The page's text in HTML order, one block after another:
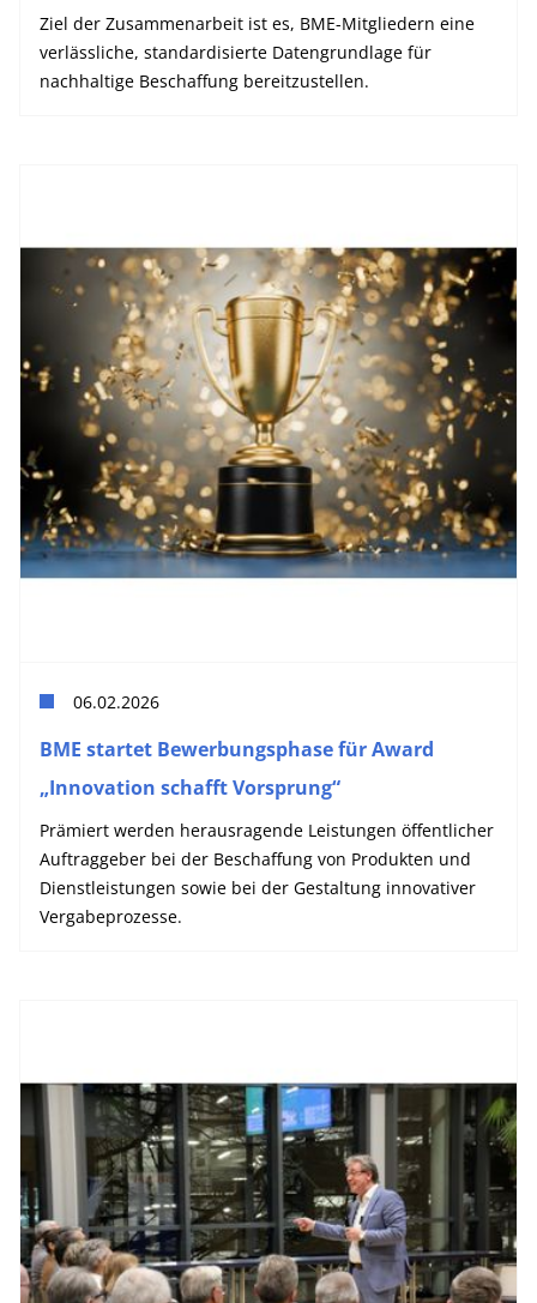
Ziel der Zusammenarbeit ist es, BME-Mitgliedern eine
verlässliche, standardisierte Datengrundlage für
nachhaltige Beschaffung bereitzustellen.
06.02.2026
BME startet Bewerbungsphase für Award
„Innovation schafft Vorsprung“
Prämiert werden herausragende Leistungen öffentlicher
Auftraggeber bei der Beschaffung von Produkten und
Dienstleistungen sowie bei der Gestaltung innovativer
Vergabeprozesse.